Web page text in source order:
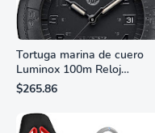
Tortuga marina de cuero
Luminox 100m Reloj
analógico de cuarzo
resistente al agua
$265.86